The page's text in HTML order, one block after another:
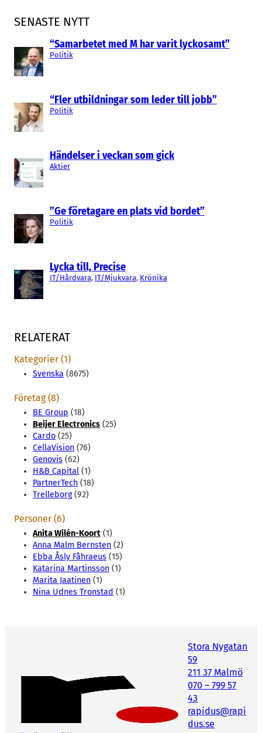
SENASTE NYTT
“Samarbetet med M har varit lyckosamt”
Politik
“Fler utbildningar som leder till jobb”
Politik
Händelser i veckan som gick
Aktier
”Ge företagare en plats vid bordet”
Politik
Lycka till, Precise
IT/Hårdvara, IT/Mjukvara, Krönika
RELATERAT
Kategorier (1)
Svenska (8675)
Företag (8)
BE Group (18)
Beijer Electronics (25)
Cardo (25)
CellaVision (76)
Genovis (62)
H&B Capital (1)
PartnerTech (18)
Trelleborg(92)
Personer (6)
Anita Wilén-Koort (1)
Anna Malm Bernsten (2)
Ebba Åsly Fåhraeus (15)
Katarina Martinsson (1)
Marita Jaatinen (1)
Nina Udnes Tronstad (1)
Stora Nygatan
59
211 37 Malmö
070 – 799 57
43
rapidus@rapi
dus.se